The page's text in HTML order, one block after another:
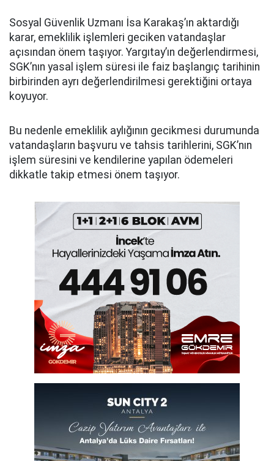
Sosyal Güvenlik Uzmanı İsa Karakaş’ın aktardığı
karar, emeklilik işlemleri geciken vatandaşlar
açısından önem taşıyor. Yargıtay’ın değerlendirmesi,
SGK’nın yasal işlem süresi ile faiz başlangıç tarihinin
birbirinden ayrı değerlendirilmesi gerektiğini ortaya
koyuyor.
Bu nedenle emeklilik aylığının gecikmesi durumunda
vatandaşların başvuru ve tahsis tarihlerini, SGK’nın
işlem süresini ve kendilerine yapılan ödemeleri
dikkatle takip etmesi önem taşıyor.